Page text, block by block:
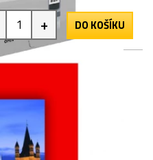
+ DO KOŠÍKU